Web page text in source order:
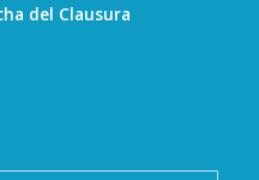
del Clausura